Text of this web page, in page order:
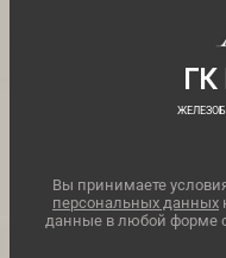
Вы принимаете
персональных данных
данные в любой форме